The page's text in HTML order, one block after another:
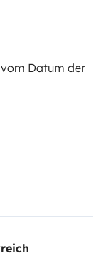
Datum der